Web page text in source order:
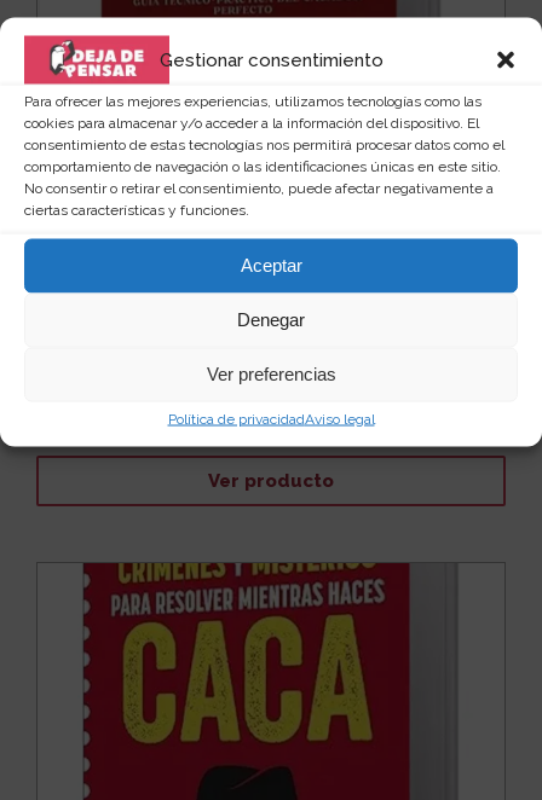
Gestionar consentimiento
Para ofrecer las mejores experiencias, utilizamos tecnologías como las
cookies para almacenar y/o acceder a la información del dispositivo. El
consentimiento de estas tecnologías nos permitirá procesar datos como el
comportamiento de navegación o las identificaciones únicas en este sitio.
No consentir o retirar el consentimiento, puede afectar negativamente a
ciertas características y funciones.
Aceptar
Denegar
Ver preferencias
Política de privacidadAviso legal
Libro "Cacasutra" 69 maneras
diferentes de cagar
perfecto, un libro con 69 posturas ilustradas para c...
Ver producto